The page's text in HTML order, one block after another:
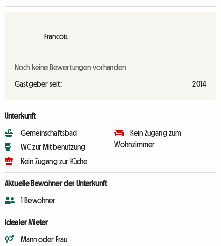
Francois
Noch keine Bewertungen vorhanden
Gastgeber seit: 2014
Unterkunft
Gemeinschaftsbad
WC zur Mitbenutzung
Kein Zugang zur Küche
Kein Zugang zum
Wohnzimmer
Aktuelle Bewohner der Unterkunft
1 Bewohner
Idealer Mieter
Mann oder Frau